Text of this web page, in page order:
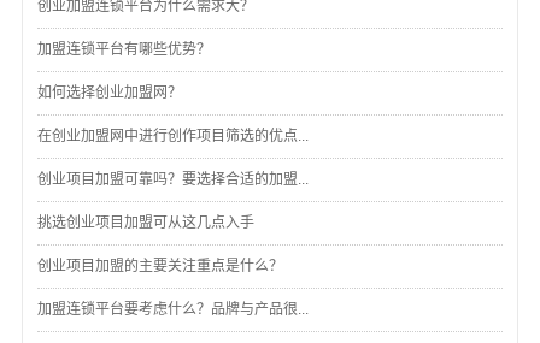
创业加盟连锁平台为什么需求大？
加盟连锁平台有哪些优势？
如何选择创业加盟网？
在创业加盟网中进行创作项目筛选的优点...
创业项目加盟可靠吗？要选择合适的加盟...
挑选创业项目加盟可从这几点入手
创业项目加盟的主要关注重点是什么？
加盟连锁平台要考虑什么？品牌与产品很...